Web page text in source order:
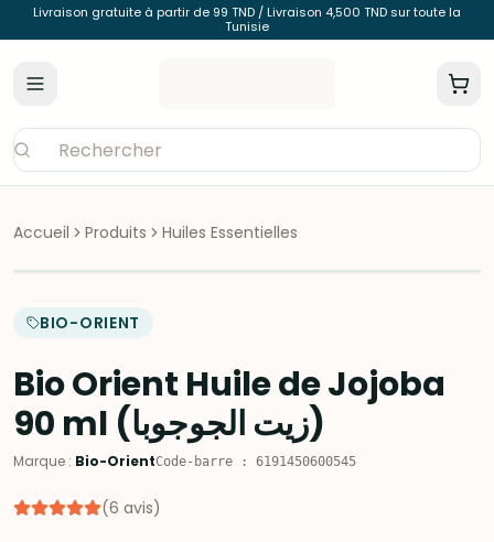
Livraison gratuite à partir de 99 TND / Livraison 4,500 TND sur toute la
Tunisie
Accueil Produits Huiles Essentielles
BIO-ORIENT
Bio Orient Huile de Jojoba
90 ml (زيت الجوجوبا)
Marque : Bio-OrientCode-barre : 6191450600545
(6 avis)